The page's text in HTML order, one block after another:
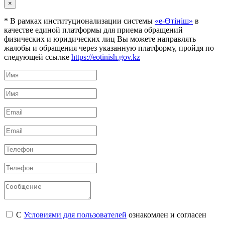
×
* В рамках институционализации системы «е-Өтініш» в
качестве единой платформы для приема обращений
физических и юридических лиц Вы можете направлять
жалобы и обращения через указанную платформу, пройдя по
следующей ссылке https://eotinish.gov.kz
С Условиями для пользователей ознакомлен и согласен